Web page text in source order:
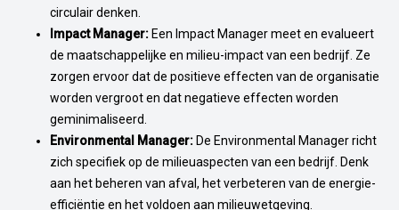
circulair denken.
Impact Manager: Een Impact Manager meet en evalueert
de maatschappelijke en milieu-impact van een bedrijf. Ze
zorgen ervoor dat de positieve effecten van de organisatie
worden vergroot en dat negatieve effecten worden
geminimaliseerd.
Environmental Manager: De Environmental Manager richt
zich specifiek op de milieuaspecten van een bedrijf. Denk
aan het beheren van afval, het verbeteren van de energie-
efficiëntie en het voldoen aan milieuwetgeving.